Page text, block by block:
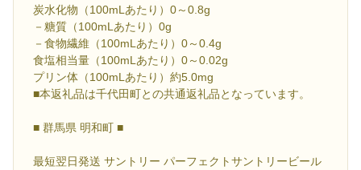
炭水化物（100mLあたり）0～0.8g
－糖質（100mLあたり）0g
－食物繊維（100mLあたり）0～0.4g
食塩相当量（100mLあたり）0～0.02g
プリン体（100mLあたり）約5.0mg
■本返礼品は千代田町との共通返礼品となっています。
■ 群馬県 明和町 ■
最短翌日発送 サントリー パーフェクトサントリービール